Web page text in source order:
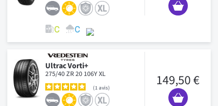
Ultrac Vorti+
275/40 ZR 20 106Y XL
1 avis 149,50 €